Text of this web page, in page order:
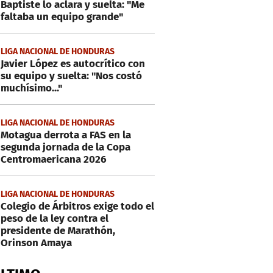
Baptiste lo aclara y suelta: "Me
faltaba un equipo grande"
LIGA NACIONAL DE HONDURAS
Javier López es autocrítico con
su equipo y suelta: "Nos costó
muchísimo..."
LIGA NACIONAL DE HONDURAS
Motagua derrota a FAS en la
segunda jornada de la Copa
Centromaericana 2026
LIGA NACIONAL DE HONDURAS
Colegio de Árbitros exige todo el
peso de la ley contra el
presidente de Marathón,
Orinson Amaya